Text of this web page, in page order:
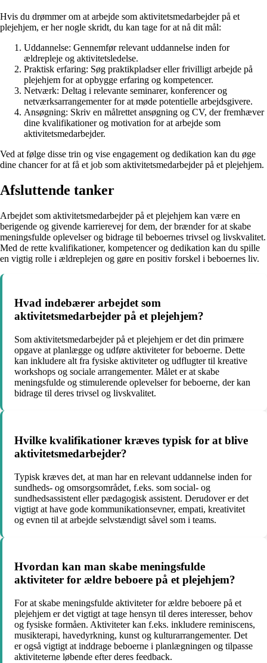
Hvis du drømmer om at arbejde som aktivitetsmedarbejder på et
plejehjem, er her nogle skridt, du kan tage for at nå dit mål:
Uddannelse: Gennemfør relevant uddannelse inden for
ældrepleje og aktivitetsledelse.
Praktisk erfaring: Søg praktikpladser eller frivilligt arbejde på
plejehjem for at opbygge erfaring og kompetencer.
Netværk: Deltag i relevante seminarer, konferencer og
netværksarrangementer for at møde potentielle arbejdsgivere.
Ansøgning: Skriv en målrettet ansøgning og CV, der fremhæver
dine kvalifikationer og motivation for at arbejde som
aktivitetsmedarbejder.
Ved at følge disse trin og vise engagement og dedikation kan du øge
dine chancer for at få et job som aktivitetsmedarbejder på et plejehjem.
Afsluttende tanker
Arbejdet som aktivitetsmedarbejder på et plejehjem kan være en
berigende og givende karrierevej for dem, der brænder for at skabe
meningsfulde oplevelser og bidrage til beboernes trivsel og livskvalitet.
Med de rette kvalifikationer, kompetencer og dedikation kan du spille
en vigtig rolle i ældreplejen og gøre en positiv forskel i beboernes liv.
Hvad indebærer arbejdet som
aktivitetsmedarbejder på et plejehjem?
Som aktivitetsmedarbejder på et plejehjem er det din primære
opgave at planlægge og udføre aktiviteter for beboerne. Dette
kan inkludere alt fra fysiske aktiviteter og udflugter til kreative
workshops og sociale arrangementer. Målet er at skabe
meningsfulde og stimulerende oplevelser for beboerne, der kan
bidrage til deres trivsel og livskvalitet.
Hvilke kvalifikationer kræves typisk for at blive
aktivitetsmedarbejder?
Typisk kræves det, at man har en relevant uddannelse inden for
sundheds- og omsorgsområdet, f.eks. som social- og
sundhedsassistent eller pædagogisk assistent. Derudover er det
vigtigt at have gode kommunikationsevner, empati, kreativitet
og evnen til at arbejde selvstændigt såvel som i teams.
Hvordan kan man skabe meningsfulde
aktiviteter for ældre beboere på et plejehjem?
For at skabe meningsfulde aktiviteter for ældre beboere på et
plejehjem er det vigtigt at tage hensyn til deres interesser, behov
og fysiske formåen. Aktiviteter kan f.eks. inkludere reminiscens,
musikterapi, havedyrkning, kunst og kulturarrangementer. Det
er også vigtigt at inddrage beboerne i planlægningen og tilpasse
aktiviteterne løbende efter deres feedback.